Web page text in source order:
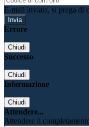
E-mail inviata, si prega di
Errore
Chiudi
Successo
Chiudi
Informazione
Chiudi
Attendere...
Attendere il